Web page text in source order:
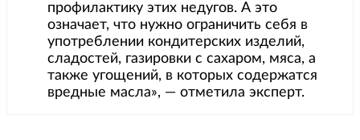
профилактику этих недугов. А это
означает, что нужно ограничить себя в
употреблении кондитерских изделий,
сладостей, газировки с сахаром, мяса, а
также угощений, в которых содержатся
вредные масла», — отметила эксперт.